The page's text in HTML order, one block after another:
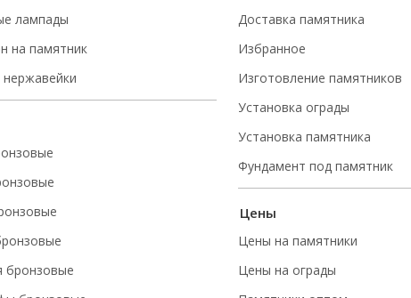
лампады
на памятник
бронзовые
Доставка памятника
Избранное
Изготовление памятников
Установка ограды
Установка памятника
Фундамент под памятник
Цены
Цены на памятники
Цены на ограды